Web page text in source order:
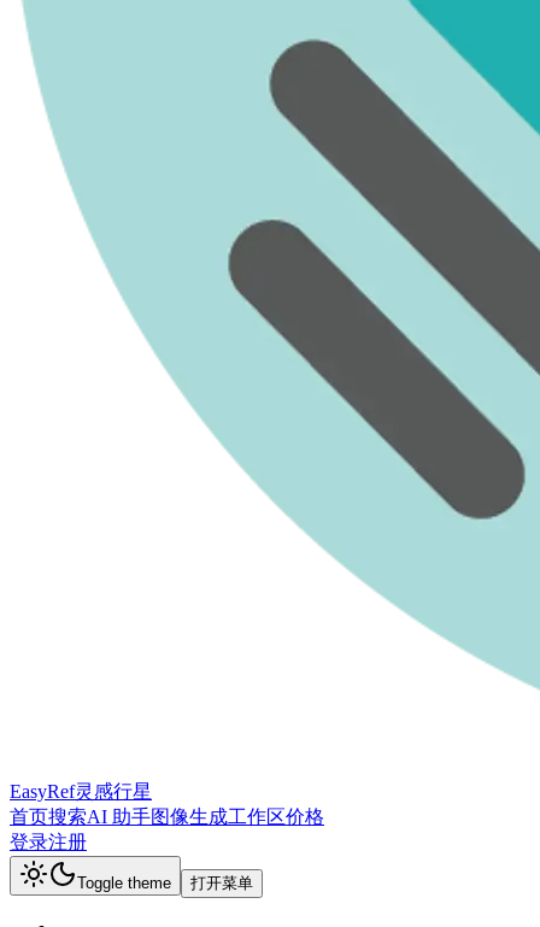
EasyRef灵感行星
首页搜索AI 助手图像生成工作区价格
登录注册
Toggle theme 打开菜单